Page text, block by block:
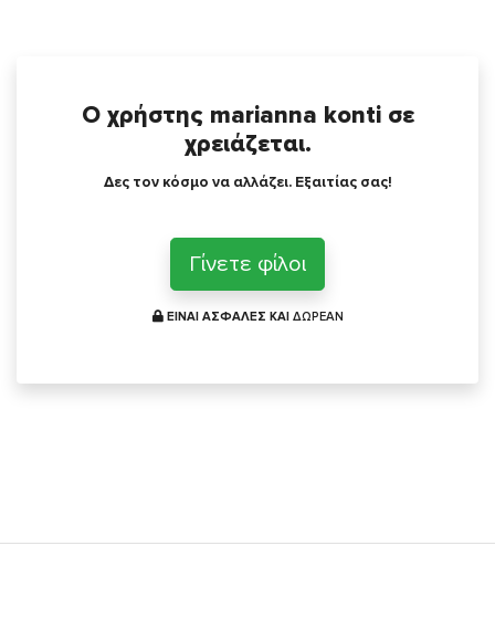
Ο χρήστης marianna konti σε
χρειάζεται.
Δες τον κόσμο να αλλάζει. Εξαιτίας σας!
Γίνετε φίλοι
ΕΙΝΑΙ ΑΣΦΑΛΕΣ ΚΑΙ ΔΩΡΕΑΝ